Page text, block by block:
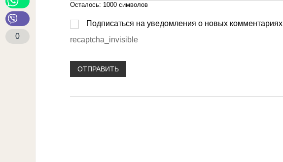
0
Осталось: 1000 символов
Подписаться на уведомления о новых комментариях
recaptcha_invisible
ОТПРАВИТЬ